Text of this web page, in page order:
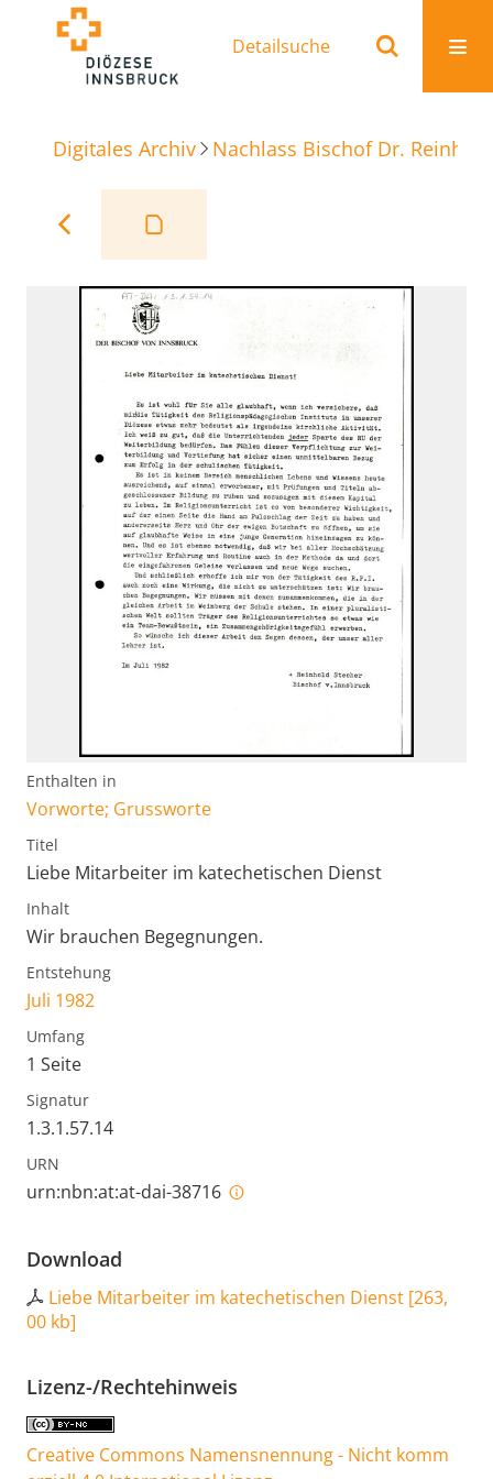
Detailsuche
Digitales Archiv Nachlass Bischof Dr.
Enthalten in
Vorworte; Grussworte
Titel
Liebe Mitarbeiter im katechetischen Dienst
Inhalt
Wir brauchen Begegnungen.
Entstehung
Juli 1982
Umfang
1 Seite
Signatur
1.3.1.57.14
URN
urn:nbn:at:at-dai-38716
Download
Liebe Mitarbeiter im katechetischen Dienst [263,
00 kb]
Lizenz-/Rechtehinweis
Creative Commons Namensnennung - Nicht komm